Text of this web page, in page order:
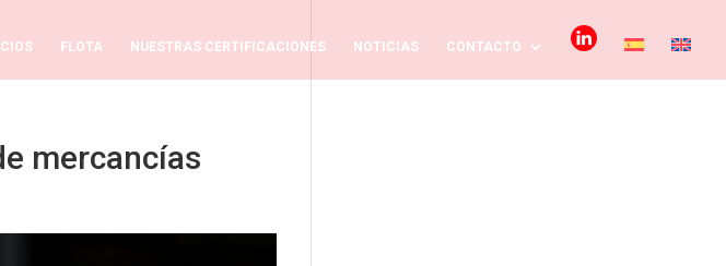
FLOTA NUESTRAS CERTIFICACIONES NOTICIAS CONTACTO
mercancías